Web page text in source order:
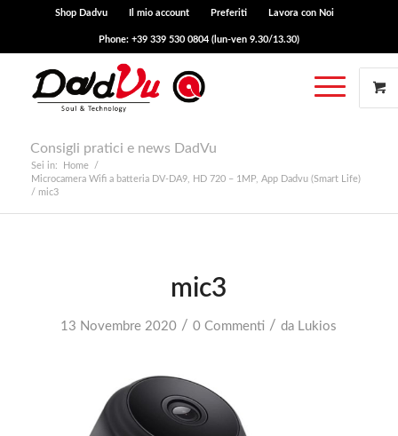
Shop Dadvu Il mio account Preferiti Lavora con Noi
Phone: +39 339 530 0804 (lun-ven 9.30/13.30)
Consigli pratici e news DadVu
Sei in: Home
/
Microcamera Wifi a batteria DV-DA9, HD 720 – 1MP, App Dadvu (Smart Life)
/ mic3
mic3
13 Novembre 2020 / 0 Commenti / da Lukios